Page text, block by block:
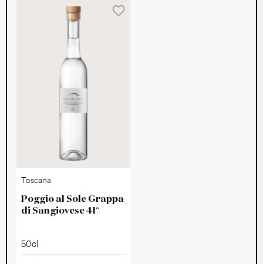
Toscana
Poggio al Sole Grappa
di Sangiovese 41°
50cl